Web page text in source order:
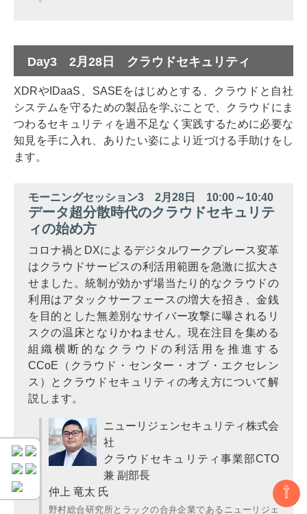
Day3 2月28日 クラウドセキュリティ
XDRやIDaaS、SASEをはじめとする、クラウドと自社
システムを守るための製品を学ぶことで、クラウドにま
つわるセキュリティを過不足なく実践するために必要な
知見を手に入れ、ありたい姿により近づける手助けをし
ます。
モーニングセッション3 2月28日 10:00～10:40
データ超分散時代のクラウドセキュリテ
ィの始め方
コロナ禍とDXによるデジタルワークプレース変革
はクラウドサービスの利活用範囲を急激に拡大さ
せました。統制が効かず場当たり的なクラウドの
利用はアタックサーフェースの増大を招き、金銭
を目的とした無差別なサイバー攻撃に曝されるリ
スクの温床となりかねません。現在注目を集める
組織横断的なクラウドの利活用を推進する
CCoE（クラウド・センター・オブ・エクセレン
ス）とクラウドセキュリティの考え方について解
説します。
ニューリジェンセキュリティ株式会
社
クラウドセキュリティ事業部CTO
兼 副部長
仲上 竜太 氏
野村総合研究所とラックの合弁企業であるニューリジェ
⇧